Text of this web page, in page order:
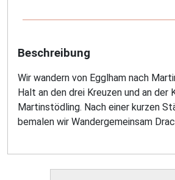
Beschreibung
Wir wandern von Egglham nach
Halt an den drei Kreuzen und an der
Martinstödling. Nach einer kurzen
bemalen wir Wandergemeinsam